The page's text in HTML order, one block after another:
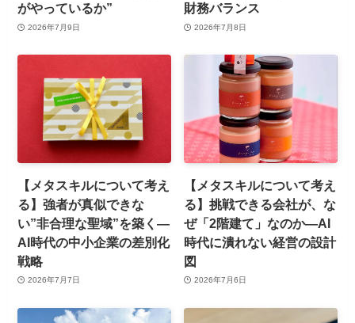
がやっているか”
2026年7月9日
財務バランス
2026年7月8日
【メタスキルについて考え
る】強者が真似できな
い”非合理な聖域”を築く—
AI時代の中小企業の差別化
戦略
2026年7月7日
【メタスキルについて考え
る】挑戦できる会社が、な
ぜ「2階建て」なのか—AI
時代に潰れない経営の設計
図
2026年7月6日